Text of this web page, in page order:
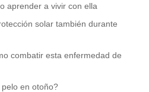
aprender a vivir con ella
solar también durante
combatir esta enfermedad de
en otoño?